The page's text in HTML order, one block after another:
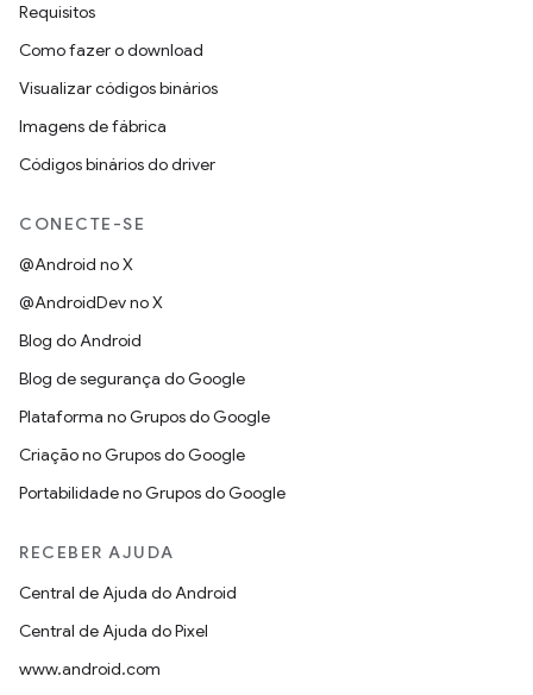
Requisitos
Como fazer o download
Visualizar códigos binários
Imagens de fábrica
Códigos binários do driver
CONECTE-SE
@Android no X
@AndroidDev no X
Blog do Android
Blog de segurança do Google
Plataforma no Grupos do Google
Criação no Grupos do Google
Portabilidade no Grupos do Google
RECEBER AJUDA
Central de Ajuda do Android
Central de Ajuda do Pixel
www.android.com